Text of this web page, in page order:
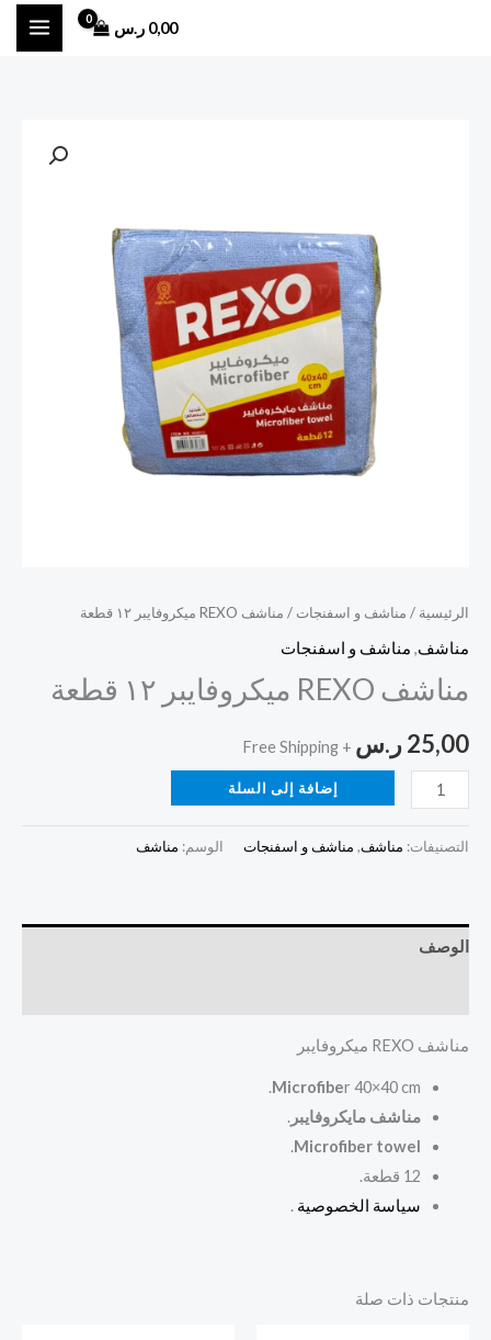
0,00 ر.س
الرئيسية / مناشف و اسفنجات / مناشف REXO ميكروفايبر ١٢ قطعة
مناشف, مناشف و اسفنجات
مناشف REXO ميكروفايبر ١٢ قطعة
25,00ر.س + Free Shipping
إضافة إلى السلة
التصنيفات: مناشف, مناشف و اسفنجات الوسم: مناشف
الوصف
مناشف REXO ميكروفايبر
Microfiber 40×40 cm.
مناشف مايكروفايبر .
Microfiber towel
.
12 قطعة.
سياسة الخصوصية .
منتجات ذات صلة